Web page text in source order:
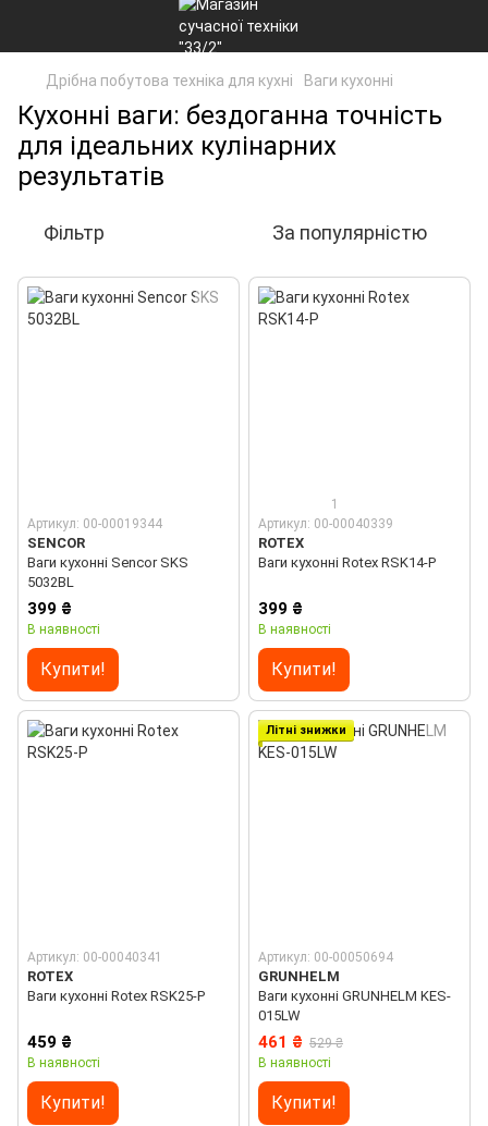
Дрібна побутова техніка для кухні Ваги кухонні
Кухонні ваги: бездоганна точність
для ідеальних кулінарних
результатів
Фільтр За популярністю
Артикул: 00-00019344
SENCOR
Ваги кухонні Sencor SKS
5032BL
399 ₴
В наявності
Купити!
1
Артикул: 00-00040339
ROTEX
Ваги кухонні Rotex RSK14-P
399 ₴
В наявності
Купити!
Артикул: 00-00040341
ROTEX
Ваги кухонні Rotex RSK25-P
459 ₴
В наявності
Купити!
Літні знижки
Артикул: 00-00050694
GRUNHELM
Ваги кухонні GRUNHELM KES-
015LW
461 ₴ 529 ₴
В наявності
Купити!